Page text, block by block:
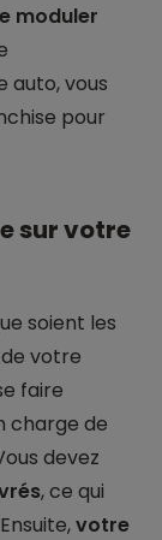
moduler
auto, vous
pour
sur votre
soient les
votre
faire
charge de
devez
, ce qui
votre